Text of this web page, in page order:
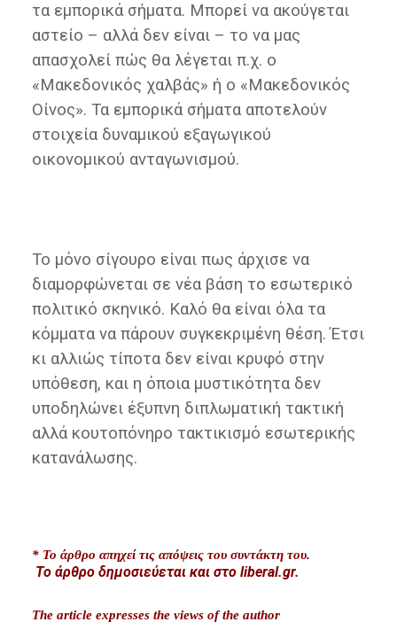
τα εμπορικά σήματα. Μπορεί να ακούγεται
αστείο – αλλά δεν είναι – το να μας
απασχολεί πώς θα λέγεται π.χ. ο
«Μακεδονικός χαλβάς» ή ο «Μακεδονικός
Οίνος». Τα εμπορικά σήματα αποτελούν
στοιχεία δυναμικού εξαγωγικού
οικονομικού ανταγωνισμού.
Το μόνο σίγουρο είναι πως άρχισε να
διαμορφώνεται σε νέα βάση το εσωτερικό
πολιτικό σκηνικό. Καλό θα είναι όλα τα
κόμματα να πάρουν συγκεκριμένη θέση. Έτσι
κι αλλιώς τίποτα δεν είναι κρυφό στην
υπόθεση, και η όποια μυστικότητα δεν
υποδηλώνει έξυπνη διπλωματική τακτική
αλλά κουτοπόνηρο τακτικισμό εσωτερικής
κατανάλωσης.
* Το άρθρο απηχεί τις απόψεις του συντάκτη του.
Το άρθρο δημοσιεύεται και στο liberal.gr.
The article expressesthe views of the author